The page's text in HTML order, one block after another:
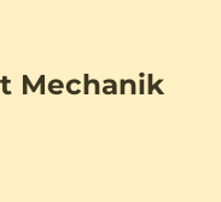
Mechanik